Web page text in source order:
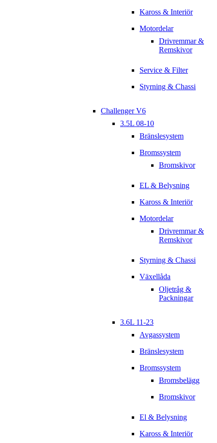
Kaross & Interiör
Motordelar
Drivremmar &
Remskivor
Service & Filter
Styrning & Chassi
Challenger V6
3.5L 08-10
Bränslesystem
Bromssystem
Bromskivor
EL & Belysning
Kaross & Interiör
Motordelar
Drivremmar &
Remskivor
Styrning & Chassi
Växellåda
Oljetråg &
Packningar
3.6L 11-23
Avgassystem
Bränslesystem
Bromssystem
Bromsbelägg
Bromskivor
El & Belysning
Kaross & Interiör